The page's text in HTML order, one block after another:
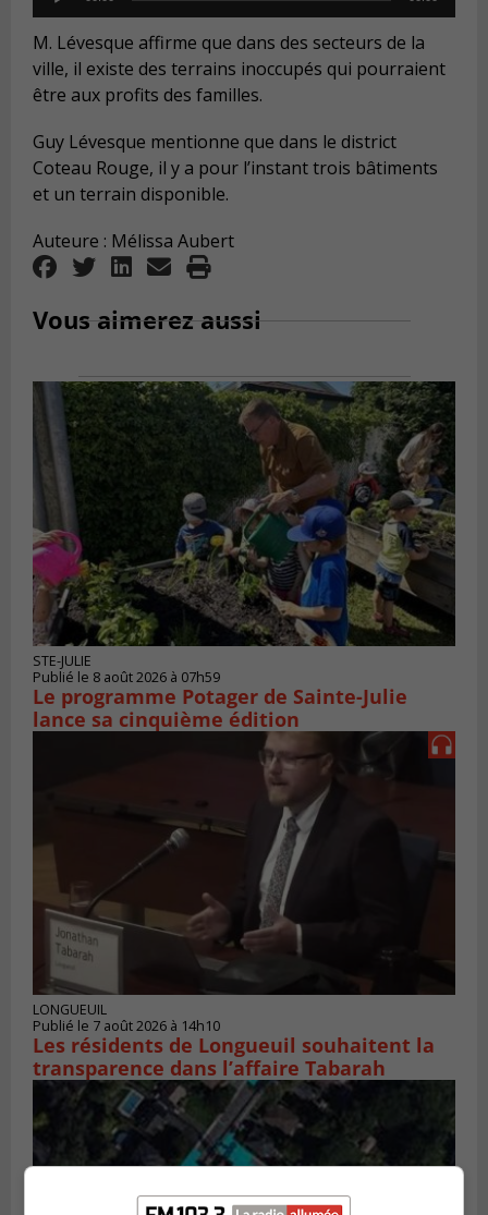
Player
M. Lévesque affirme que dans des secteurs de la
ville, il existe des terrains inoccupés qui pourraient
être aux profits des familles.
Guy Lévesque mentionne que dans le district
Coteau Rouge, il y a pour l’instant trois bâtiments
et un terrain disponible.
Auteure : Mélissa Aubert
Vous aimerez aussi
STE-JULIE
Publié le 8 août 2026 à 07h59
Le programme Potager de Sainte-Julie
lance sa cinquième édition
LONGUEUIL
Publié le 7 août 2026 à 14h10
Les résidents de Longueuil souhaitent la
transparence dans l’affaire Tabarah